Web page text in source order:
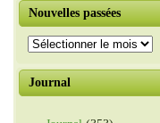
Nouvelles passées
Nouvelles
passées
Journal